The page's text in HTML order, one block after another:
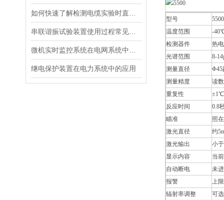
继电保护装置在电力系统中的应用
型号
5500
温度范围
-
检测器件
热
光谱范围
8-
测量直径
Φ45
测量精度
读
重复性
反应时间
0.8
瞄准
照
激光直径
约
激光输出
小
显示内容
当
自动断电
未
报警
上
辐射率调整
可